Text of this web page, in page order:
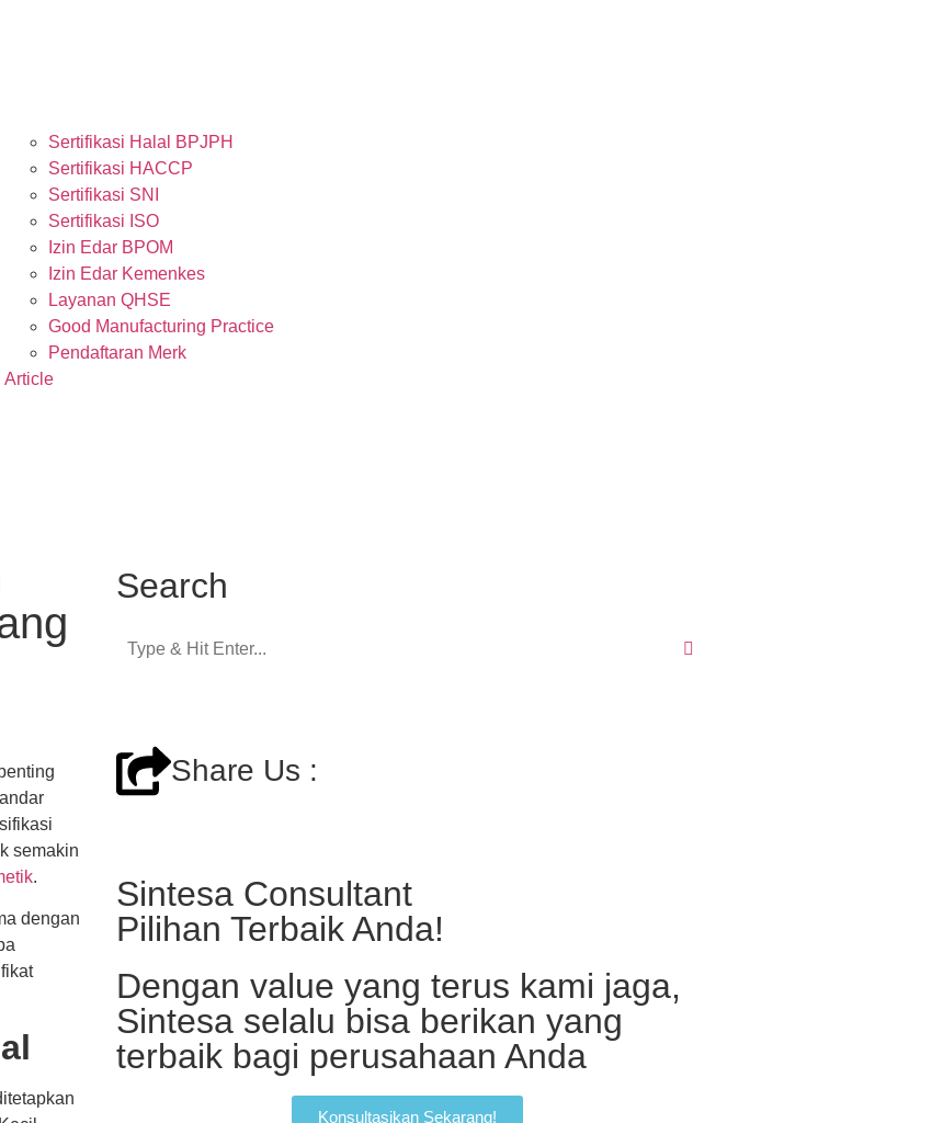
Sertifikasi Halal BPJPH
Sertifikasi HACCP
Sertifikasi SNI
Sertifikasi ISO
Izin Edar BPOM
Izin Edar Kemenkes
Layanan QHSE
Good Manufacturing Practice
Pendaftaran Merk
Article
semakin
.
dengan
Search
Share Us :
Sintesa Consultant
Pilihan Terbaik Anda!
Dengan value yang terus kami jaga,
Sintesa selalu bisa berikan yang
terbaik bagi perusahaan Anda
Konsultasikan Sekarang!